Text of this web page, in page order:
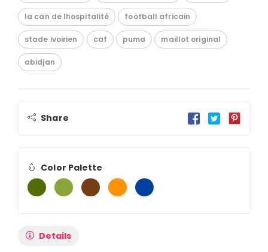
la can de lhospitalité football africain
stade ivoirien caf puma maillot original
abidjan
Share
Color Palette
Details